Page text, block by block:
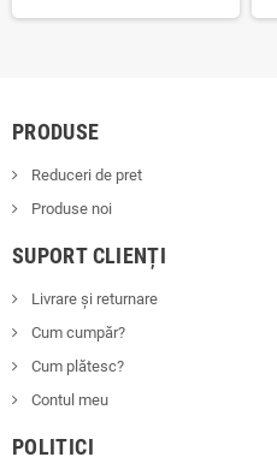
PRODUSE
Reduceri de pret
Produse noi
SUPORT CLIENȚI
Livrare și returnare
Cum cumpăr?
Cum plătesc?
Contul meu
POLITICI